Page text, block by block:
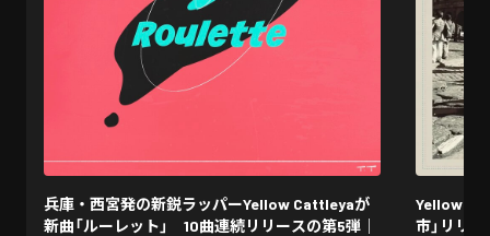
兵庫・西宮発の新鋭ラッパーYellow Cattleyaが
新曲「ルーレット」 10曲連続リリースの第5弾｜
Yellow
市」リリ